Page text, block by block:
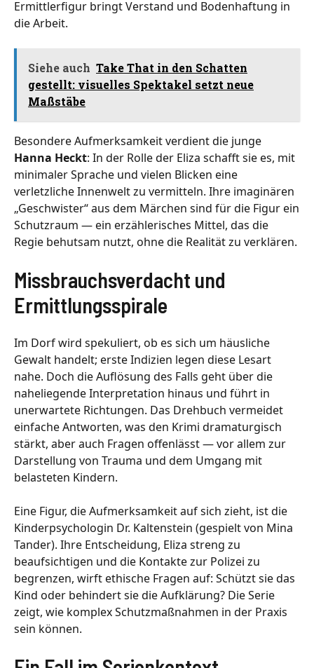
Ermittlerfigur bringt Verstand und Bodenhaftung in
die Arbeit.
Siehe auch Take That in den Schatten
gestellt: visuelles Spektakel setzt neue
Maßstäbe
Besondere Aufmerksamkeit verdient die junge
Hanna Heckt: In der Rolle der Eliza schafft sie es, mit
minimaler Sprache und vielen Blicken eine
verletzliche Innenwelt zu vermitteln. Ihre imaginären
„Geschwister“ aus dem Märchen sind für die Figur ein
Schutzraum — ein erzählerisches Mittel, das die
Regie behutsam nutzt, ohne die Realität zu verklären.
Missbrauchsverdacht und
Ermittlungsspirale
Im Dorf wird spekuliert, ob es sich um häusliche
Gewalt handelt; erste Indizien legen diese Lesart
nahe. Doch die Auflösung des Falls geht über die
naheliegende Interpretation hinaus und führt in
unerwartete Richtungen. Das Drehbuch vermeidet
einfache Antworten, was den Krimi dramaturgisch
stärkt, aber auch Fragen offenlässt — vor allem zur
Darstellung von Trauma und dem Umgang mit
belasteten Kindern.
Eine Figur, die Aufmerksamkeit auf sich zieht, ist die
Kinderpsychologin Dr. Kaltenstein (gespielt von Mina
Tander). Ihre Entscheidung, Eliza streng zu
beaufsichtigen und die Kontakte zur Polizei zu
begrenzen, wirft ethische Fragen auf: Schützt sie das
Kind oder behindert sie die Aufklärung? Die Serie
zeigt, wie komplex Schutzmaßnahmen in der Praxis
sein können.